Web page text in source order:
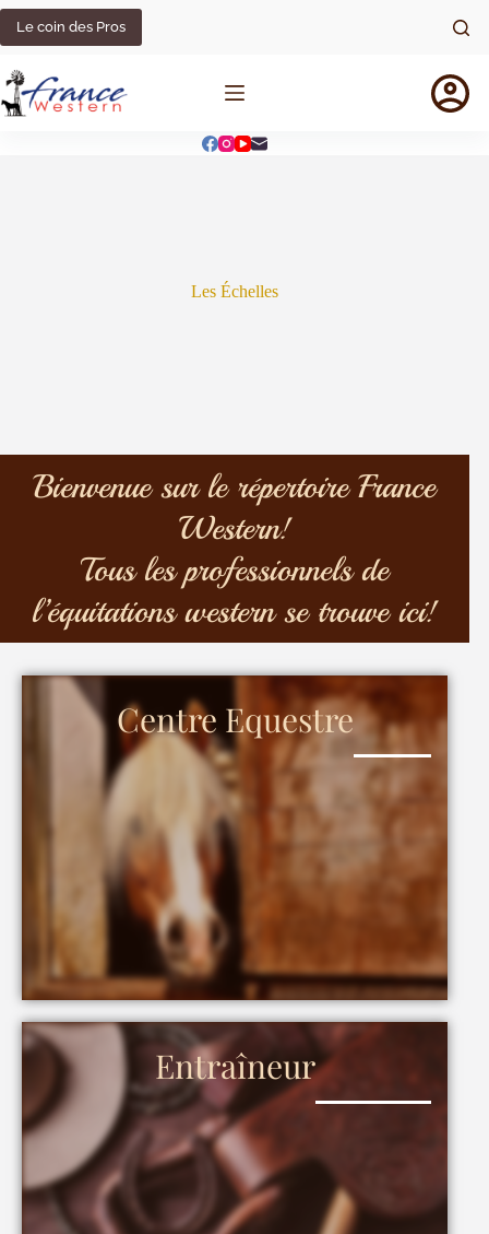
Le coin des Pros
Les Échelles
Bienvenue sur le répertoire France
Western!
Tous les professionnels de
l’équitations western se trouve ici!
Centre Equestre
Entraîneur